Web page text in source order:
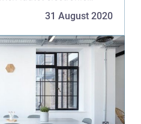
viele nicht im Klaren
31 August 2020